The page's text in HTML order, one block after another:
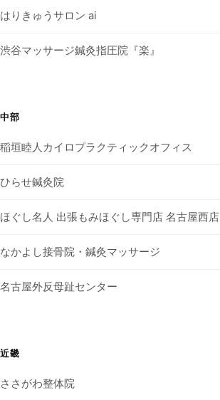
はりきゅうサロン ai
渋谷マッサージ鍼灸指圧院『楽』
中部
稲垣睦人カイロプラクティックオフィス
ひらせ鍼灸院
ほぐし名人 出張もみほぐし専門店 名古屋西店
なかよし接骨院・鍼灸マッサージ
名古屋外反母趾センター
近畿
ささがわ整体院